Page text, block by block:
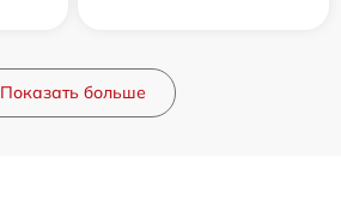
Показать больше